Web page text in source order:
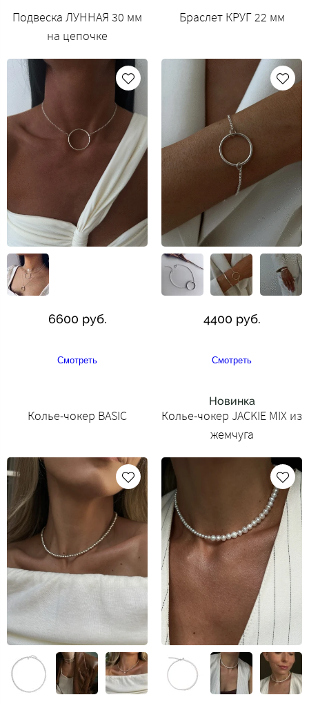
Подвеска ЛУННАЯ 30 мм
на цепочке
6600 руб.
Смотреть
Браслет КРУГ 22 мм
4400 руб.
Смотреть
Колье-чокер BASIC
Новинка
Колье-чокер JACKIE MIX из
жемчуга